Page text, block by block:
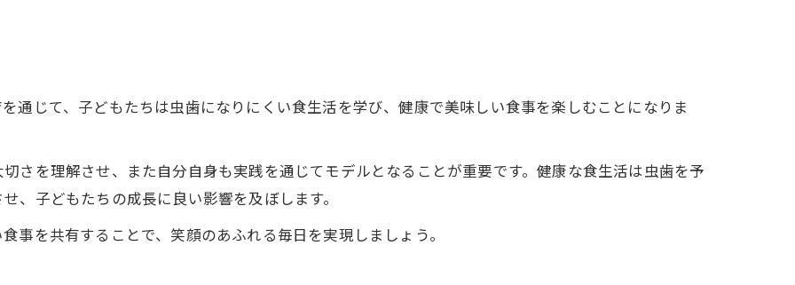
通じて、子どもたちは虫歯になりにくい食生活を学び、健康で美味しい食事を楽しむことになりま
さを理解させ、また自分自身も実践を通じてモデルとなることが重要です。健康な食生活は虫歯を予
、子どもたちの成長に良い影響を及ぼします。
事を共有することで、笑顔のあふれる毎日を実現しましょう。